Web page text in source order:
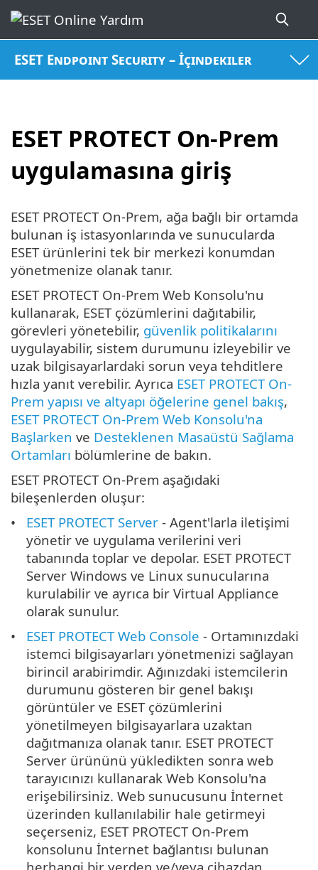
ESET Endpoint Security – İçindekiler
ESET PROTECT On-Prem
uygulamasına giriş
ESET PROTECT On-Prem, ağa bağlı bir ortamda
bulunan iş istasyonlarında ve sunucularda
ESET ürünlerini tek bir merkezi konumdan
yönetmenize olanak tanır.
ESET PROTECT On-Prem Web Konsolu'nu
kullanarak, ESET çözümlerini dağıtabilir,
görevleri yönetebilir, güvenlik politikalarını
uygulayabilir, sistem durumunu izleyebilir ve
uzak bilgisayarlardaki sorun veya tehditlere
hızla yanıt verebilir. Ayrıca ESET PROTECT On-
Prem yapısı ve altyapı öğelerine genel bakış,
ESET PROTECT On-Prem Web Konsolu'na
Başlarken ve Desteklenen Masaüstü Sağlama
Ortamları bölümlerine de bakın.
ESET PROTECT On-Prem aşağıdaki
bileşenlerden oluşur:
ESET PROTECT Server - Agent'larla iletişimi
yönetir ve uygulama verilerini veri
tabanında toplar ve depolar. ESET PROTECT
Server Windows ve Linux sunucularına
kurulabilir ve ayrıca bir Virtual Appliance
olarak sunulur.
ESET PROTECT Web Console - Ortamınızdaki
istemci bilgisayarları yönetmenizi sağlayan
birincil arabirimdir. Ağınızdaki istemcilerin
durumunu gösteren bir genel bakışı
görüntüler ve ESET çözümlerini
yönetilmeyen bilgisayarlara uzaktan
dağıtmanıza olanak tanır. ESET PROTECT
Server ürününü yükledikten sonra web
tarayıcınızı kullanarak Web Konsolu'na
erişebilirsiniz. Web sunucusunu İnternet
üzerinden kullanılabilir hale getirmeyi
seçerseniz, ESET PROTECT On-Prem
konsolunu İnternet bağlantısı bulunan